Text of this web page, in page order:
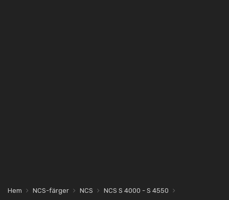
Hem NCS-färger NCS
NCS S 4000 - S 4550